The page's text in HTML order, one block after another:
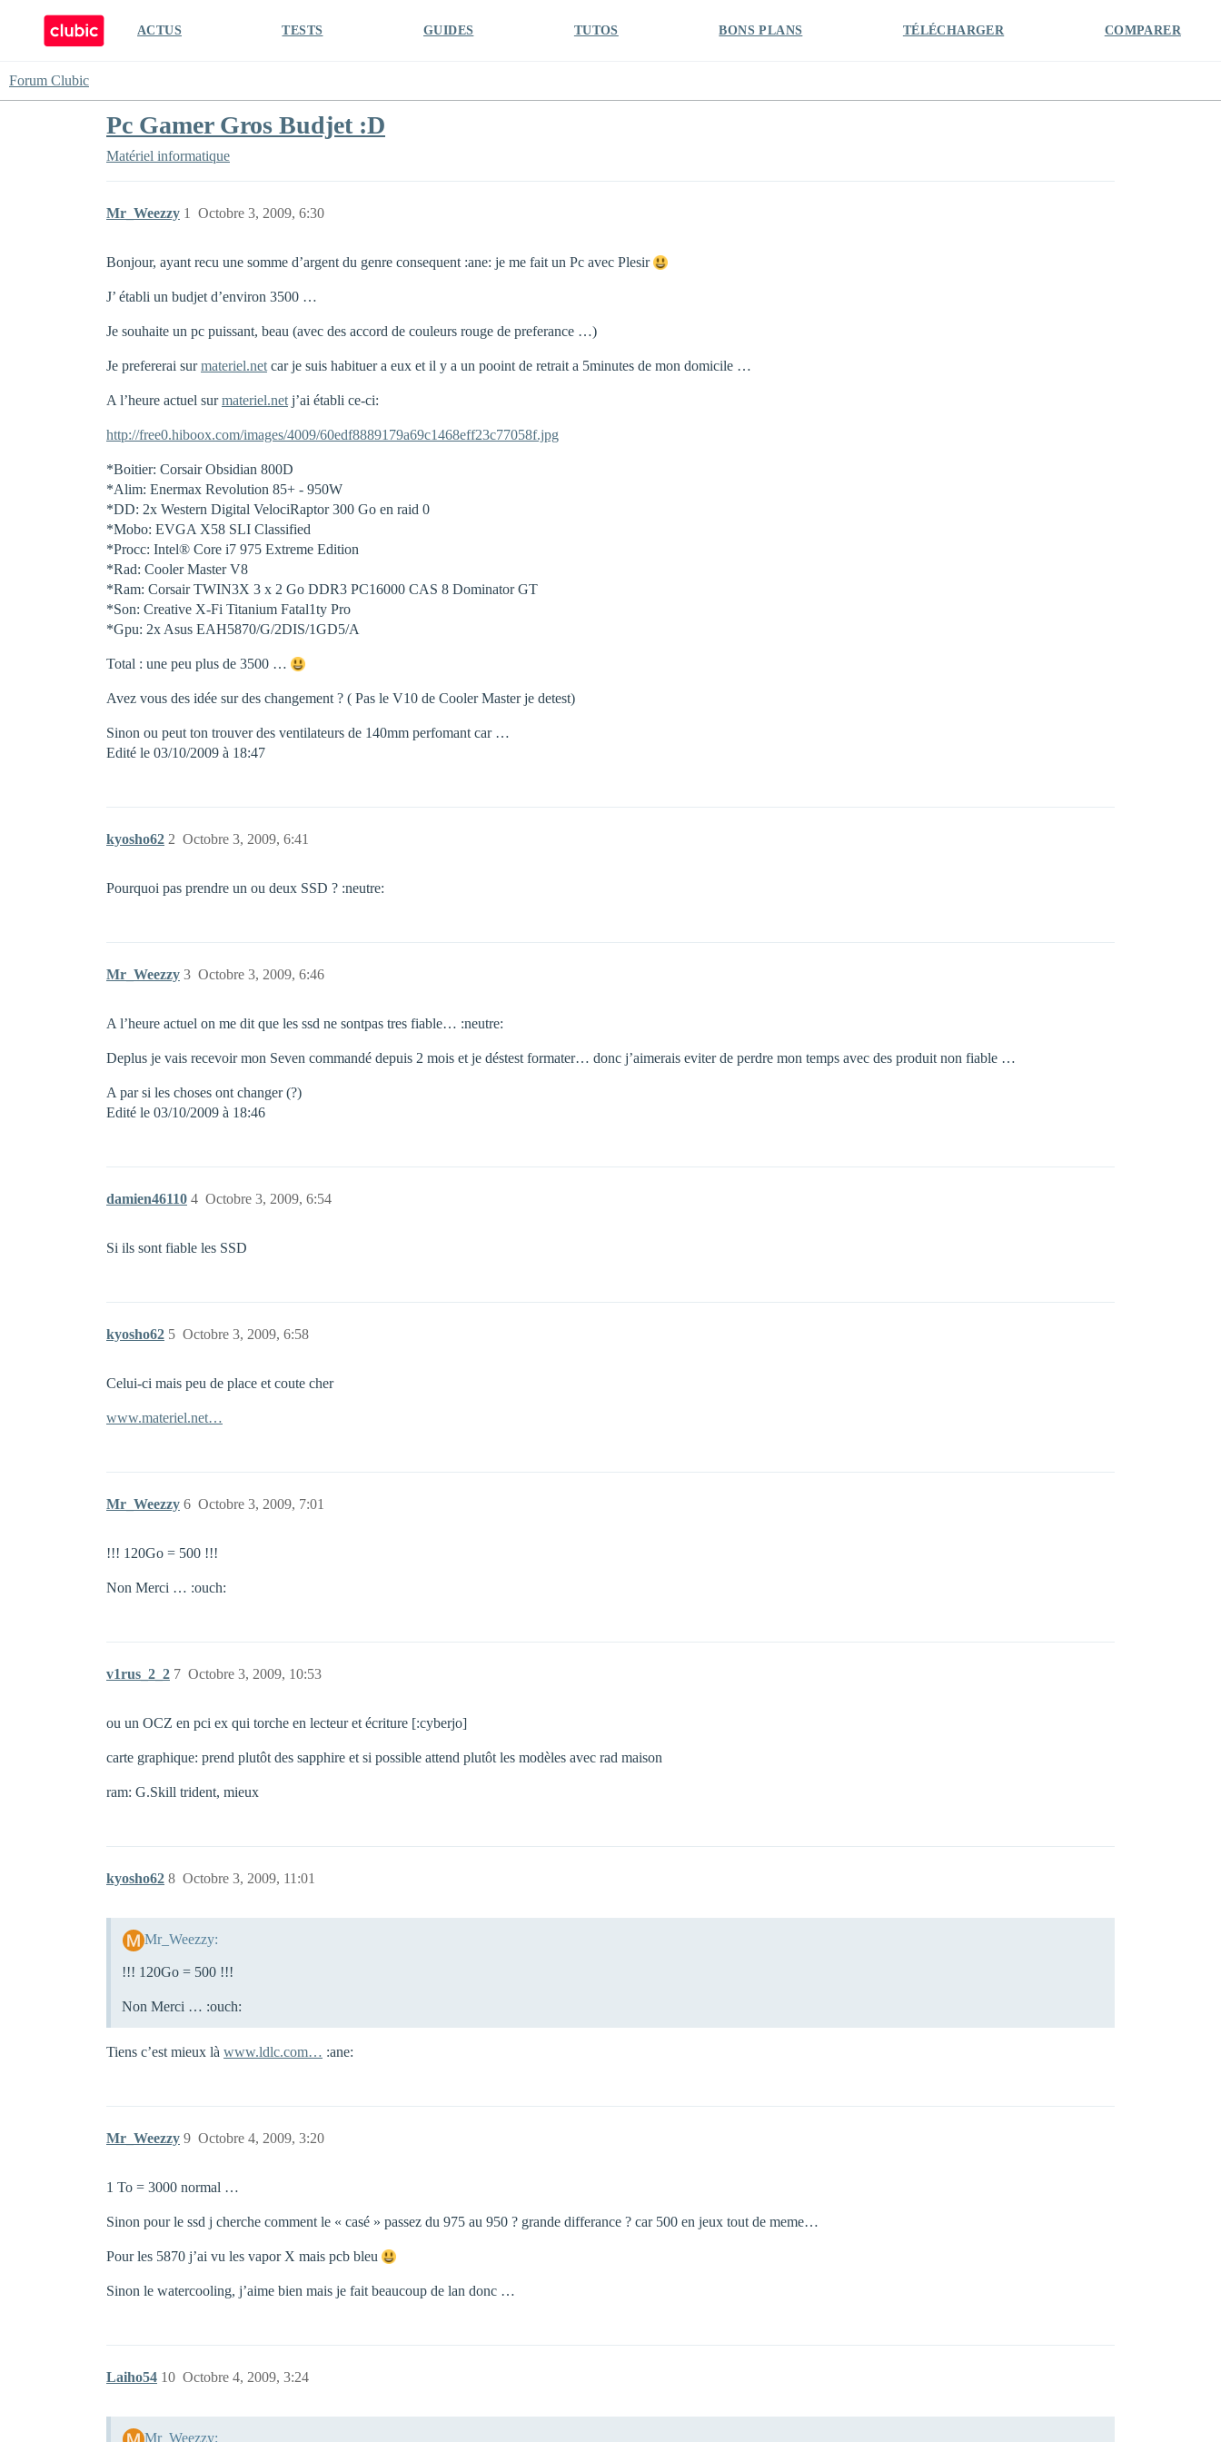
ACTUS TESTS GUIDES TUTOS BONS PLANS TÉLÉCHARGER COMPARER
Forum Clubic
Pc Gamer Gros Budjet :D
Matériel informatique
Mr_Weezzy Octobre 3, 2009, 6:30
1
Bonjour, ayant recu une somme d’argent du genre consequent :ane: je me fait un Pc avec Plesir
J’ établi un budjet d’environ 3500 …
Je souhaite un pc puissant, beau (avec des accord de couleurs rouge de preferance …)
Je prefererai surmateriel.net car je suis habituer a eux et il y a un pooint de retrait a 5minutes de mon domicile …
A l’heure actuel surmateriel.net j’ai établi ce-ci:
http://free0.hiboox.com/images/4009/60edf8889179a69c1468eff23c77058f.jpg
*Boitier: Corsair Obsidian 800D
*Alim: Enermax Revolution 85+ - 950W
*DD: 2x Western Digital VelociRaptor 300 Go en raid 0
*Mobo: EVGA X58 SLI Classified
*Procc: Intel® Core i7 975 Extreme Edition
*Rad: Cooler Master V8
*Ram: Corsair TWIN3X 3 x 2 Go DDR3 PC16000 CAS 8 Dominator GT
*Son: Creative X-Fi Titanium Fatal1ty Pro
*Gpu: 2x Asus EAH5870/G/2DIS/1GD5/A
Total : une peu plus de 3500 …
Avez vous des idée sur des changement ? ( Pas le V10 de Cooler Master je detest)
Sinon ou peut ton trouver des ventilateurs de 140mm perfomant car …
Edité le 03/10/2009 à 18:47
kyosho62 Octobre 3, 2009, 6:41
2
Pourquoi pas prendre un ou deux SSD ? :neutre:
Mr_Weezzy Octobre 3, 2009, 6:46
3
A l’heure actuel on me dit que les ssd ne sontpas tres fiable… :neutre:
Deplus je vais recevoir mon Seven commandé depuis 2 mois et je déstest formater… donc j’aimerais eviter de perdre mon temps avec des produit non fiable …
A par si les choses ont changer (?)
Edité le 03/10/2009 à 18:46
damien46110 Octobre 3, 2009, 6:54
4
Si ils sont fiable les SSD
kyosho62 Octobre 3, 2009, 6:58
5
Celui-ci mais peu de place et coute cher
www.materiel.net…
Mr_Weezzy Octobre 3, 2009, 7:01
6
!!! 120Go = 500 !!!
Non Merci … :ouch:
v1rus_2_2 Octobre 3, 2009, 10:53
7
ou un OCZ en pci ex qui torche en lecteur et écriture [:cyberjo]
carte graphique: prend plutôt des sapphire et si possible attend plutôt les modèles avec rad maison
ram: G.Skill trident, mieux
kyosho62 Octobre 3, 2009, 11:01
8
Mr_Weezzy:
!!! 120Go = 500 !!!
Non Merci … :ouch:
Tiens c’est mieux là www.ldlc.com… :ane:
Mr_Weezzy Octobre 4, 2009, 3:20
9
1 To = 3000 normal …
Sinon pour le ssd j cherche comment le « casé » passez du 975 au 950 ? grande differance ? car 500 en jeux tout de meme…
Pour les 5870 j’ai vu les vapor X mais pcb bleu
Sinon le watercooling, j’aime bien mais je fait beaucoup de lan donc …
Laiho54 Octobre 4, 2009, 3:24
10
Mr_Weezzy: